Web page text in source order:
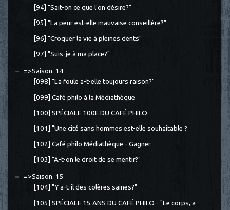
[94] "Sait-on ce que l'on désire?"
[95] "La peur est-elle mauvaise conseillère?"
[96] "Croquer la vie à pleines dents"
[97] "Suis-je à ma place?"
=>Saison. 14
[098] "La foule a-t-elle toujours raison?"
[099] Café philo à la Médiathèque
[100] SPÉCIALE 100E DU CAFÉ PHILO
[101] "Une cité sans hommes est-elle souhaitable ?
[102] Café philo Médiathèque - Gagner
[103] "A-t-on le droit de se mentir?"
=>Saison. 15
[104] "Y a-t-il des colères saines?"
[105] SPÉCIALE 15 ANS DU CAFÉ PHILO - "Le corps, a